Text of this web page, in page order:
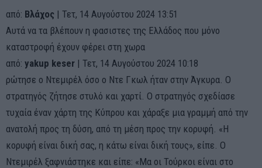
από: Βλάχος | Τετ, 14 Αυγούστου 2024 13:51
Αυτά να τα βλέπουν η φασιστες της Ελλάδος που μόνο
καταστροφή έχουν φέρει στη χωρα
από: yakup keser | Τετ, 14 Αυγούστου 2024 10:18
ρώτησε ο Ντεμιρέλ όσο ο Ντε Γκωλ ήταν στην Άγκυρα. Ο
στρατηγός ζήτησε στυλό και χαρτί. Ο στρατηγός σχεδίασε
τυχαία έναν χάρτη της Κύπρου και χάραξε μια γραμμή από την
ανατολή προς τη δύση, από τη μέση προς την κορυφή. «Η
κορυφή είναι δική σας, η κάτω είναι δική τους», είπε. Ο
Ντεμιρέλ ξαφνιάστηκε και είπε: «Μα οι Τούρκοι είναι στο